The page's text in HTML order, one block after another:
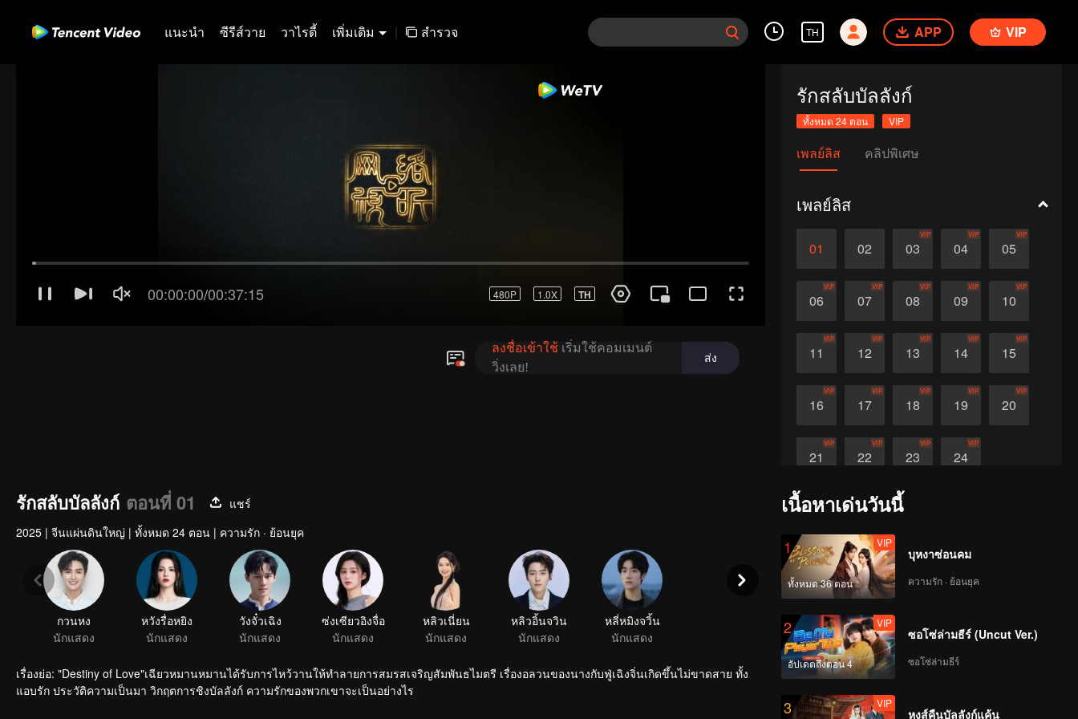
แนะนำ ซีรีส์วาย วาไรตี้ เพิ่มเติม | สำรวจ TH APP VIP
รักสลับบัลลังก์
ทั้งหมด 24 ตอน VIP
เพลย์ลิส คลิปพิเศษ
เพลย์ลิส
01 02 03
VIP
04
VIP
05
VIP
06
VIP
07
VIP
08
VIP
09
VIP
10
VIP
11
VIP
12
VIP
13
VIP
14
VIP
15
VIP
16
VIP
17
VIP
18
VIP
19
VIP
20
VIP
21
VIP
22
VIP
23
VIP
24
VIP
รักสลับบัลลังก์ ตอนที่ 01
แชร์
2025 | จีนแผ่นดินใหญ่ | ทั้งหมด 24 ตอน | ความรัก · ย้อนยุค
กวนหง
นักแสดง
หวังรื่อหยิง
นักแสดง
วังจั๋วเฉิง
นักแสดง
เรื่องย่อ: "Destiny of Love"เฉียวหมานหมานได้รับการไหว้วานให้ทำลายการสมรสเจริญสัมพันธไมตรี เรื่องอลวนของนางกับฟู่เฉิงจิ่นเกิดขึ้นไม่ขาดสาย ทั้ง
แอบรัก ประวัติความเป็นมา วิกฤตการชิงบัลลังก์ ความรักของพวกเขาจะเป็นอย่างไร
เนื้อหาเด่นวันนี้
1
ทั้งหมด 36 ตอน
VIP
บุหงาซ่อนคม
ความรัก · ย้อนยุค
2
อัปเดตถึงตอน 4
VIP
ซอโซ่ล่ามธีร์ (Uncut Ver.)
ซอโซ่ล่ามธีร์
3 VIP
หงส์คืนบัลลังก์แค้น